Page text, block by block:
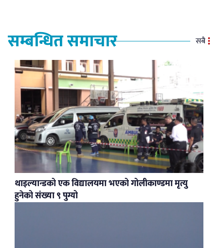
सम्बन्धित समाचार सबै
थाइल्यान्डको एक विद्यालयमा भएको गोलीकाण्डमा मृत्यु
हुनेको संख्या ९ पुग्यो